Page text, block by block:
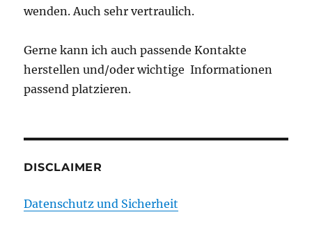
wenden. Auch sehr vertraulich.
Gerne kann ich auch passende Kontakte
herstellen und/oder wichtige Informationen
passend platzieren.
DISCLAIMER
Datenschutz und Sicherheit